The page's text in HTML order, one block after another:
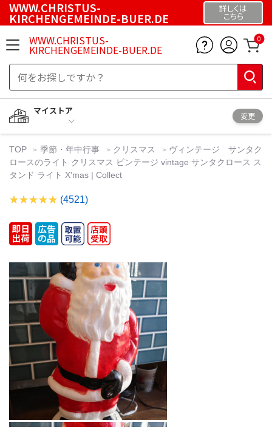
WWW.CHRISTUS-
KIRCHENGEMEINDE-BUER.DE
詳しくは
こちら
WWW.CHRISTUS-
KIRCHENGEMEINDE-BUER.DE
0
マイストア
変更
TOP 季節・年中行事 クリスマス
ヴィンテージ サンタク
ロースのライト クリスマス ビンテージ vintage サンタクロース ス
タンド ライト X'mas | Collect
(4521)